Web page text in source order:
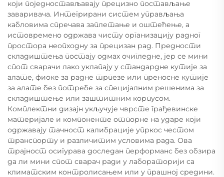
који поједностављавају прецизно постављање
заваривача. Интегрирани систем управљања
кабловима спречава заплетање и оштећење, а
истовремено одржава чисту организацију радног
простора неопходну за прецизан рад. Предности
складиштења постају одмах очигледне, јер се мини
спот сварачи лако уклапају у стандардне кутије за
алате, фиоке за радне трпезе или преносне кутије
за алате без потребе за специјалним решенима за
складиштење или заштитним корпусом.
Комплектни дизајн укључује чврсте грађевинске
материјале и компоненте отпорне на ударе који
одржавају тачност калибрације упркос честом
транспорту и различитим условима рада. Ова
трајност осигурава доследан перформанс без обзира
да ли мини спот сварач ради у лабораторији са
климатским контролисањем или у прашној средини.